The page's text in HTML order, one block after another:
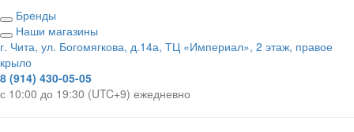
Бренды
Наши магазины
г. Чита, ул. Богомягкова, д.14а, ТЦ «Империал», 2 этаж, правое
крыло
8 (914) 430-05-05
с 10:00 до 19:30 (UTC+9) ежедневно